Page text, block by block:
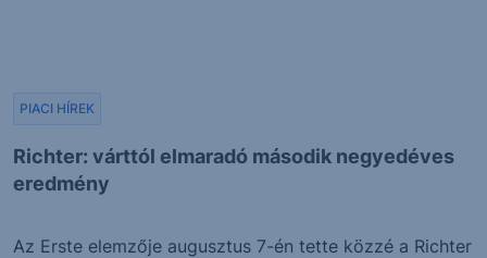
Richter: várttól elmaradó második negyedéves
eredmény
PIACI HÍREK
Az Erste elemzője augusztus 7-én tette közzé a Richter